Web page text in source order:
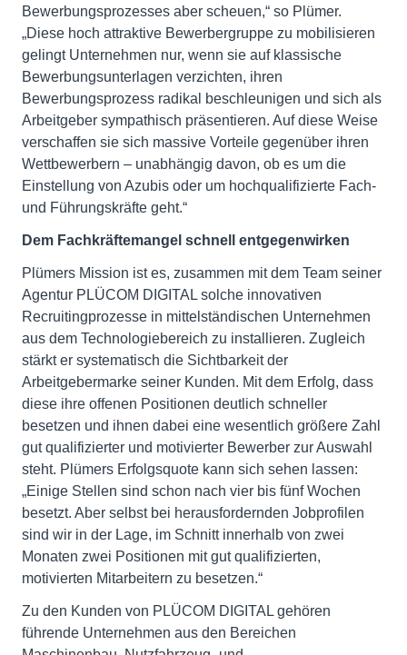
Bewerbungsprozesses aber scheuen,“ so Plümer.
„Diese hoch attraktive Bewerbergruppe zu mobilisieren
gelingt Unternehmen nur, wenn sie auf klassische
Bewerbungsunterlagen verzichten, ihren
Bewerbungsprozess radikal beschleunigen und sich als
Arbeitgeber sympathisch präsentieren. Auf diese Weise
verschaffen sie sich massive Vorteile gegenüber ihren
Wettbewerbern – unabhängig davon, ob es um die
Einstellung von Azubis oder um hochqualifizierte Fach-
und Führungskräfte geht.“
Dem Fachkräftemangel schnell entgegenwirken
Plümers Mission ist es, zusammen mit dem Team seiner
Agentur PLÜCOM DIGITAL solche innovativen
Recruitingprozesse in mittelständischen Unternehmen
aus dem Technologiebereich zu installieren. Zugleich
stärkt er systematisch die Sichtbarkeit der
Arbeitgebermarke seiner Kunden. Mit dem Erfolg, dass
diese ihre offenen Positionen deutlich schneller
besetzen und ihnen dabei eine wesentlich größere Zahl
gut qualifizierter und motivierter Bewerber zur Auswahl
steht. Plümers Erfolgsquote kann sich sehen lassen:
„Einige Stellen sind schon nach vier bis fünf Wochen
besetzt. Aber selbst bei herausfordernden Jobprofilen
sind wir in der Lage, im Schnitt innerhalb von zwei
Monaten zwei Positionen mit gut qualifizierten,
motivierten Mitarbeitern zu besetzen.“
Zu den Kunden von PLÜCOM DIGITAL gehören
führende Unternehmen aus den Bereichen